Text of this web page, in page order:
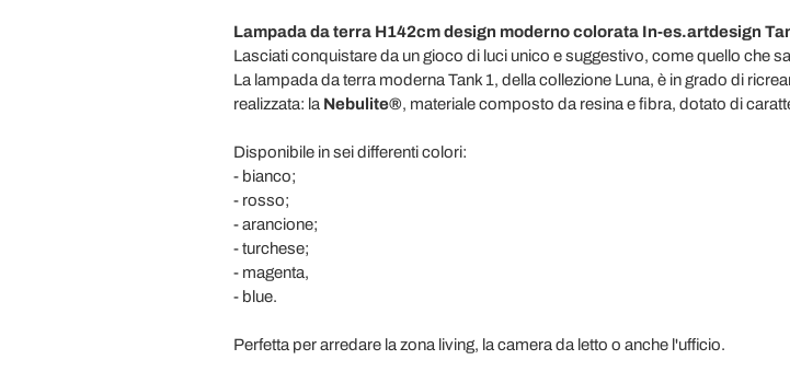
Lampada da terra H142cm design moderno colorata In-es.artdesign
Lasciati conquistare da un gioco di luci unico e suggestivo, come quello che
La lampada da terra moderna Tank 1, della collezione Luna, è in grado di
realizzata: la Nebulite®, materiale composto da resina e fibra, dotato di
Disponibile in sei differenti colori:
- bianco;
- rosso;
- arancione;
- turchese;
- magenta,
- blue.
Perfetta per arredare la zona living, la camera da letto o anche l'ufficio.